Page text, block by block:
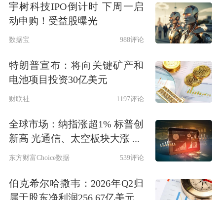
宇树科技IPO倒计时 下周一启
动申购！受益股曝光
数据宝 988评论
特朗普宣布：将向关键矿产和
电池项目投资30亿美元
财联社 1197评论
全球市场：纳指涨超1% 标普创
新高 光通信、太空板块大涨 ...
东方财富Choice数据 539评论
伯克希尔哈撒韦：2026年Q2归
属于股东净利润256.67亿美元